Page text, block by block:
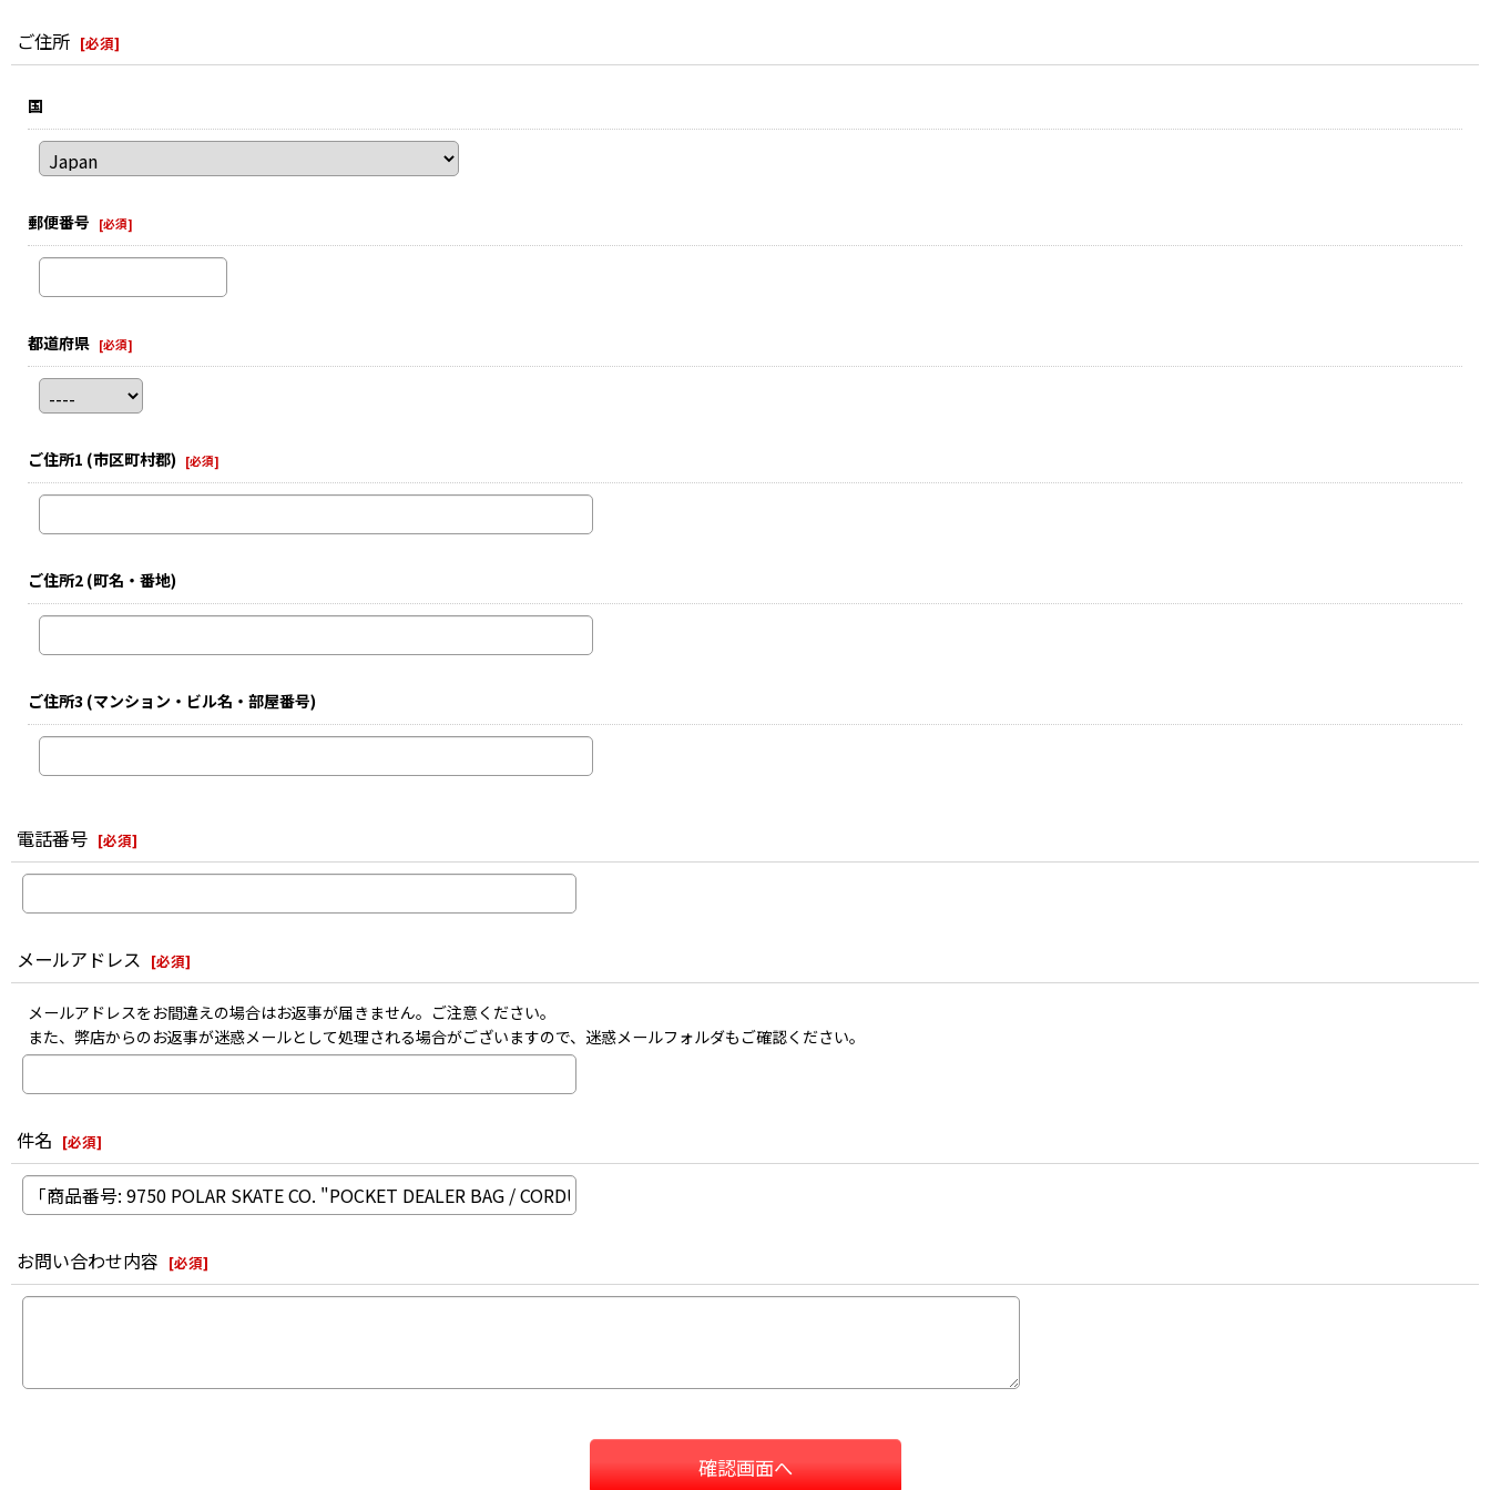
ご住所 [必須]
国
郵便番号 [必須]
都道府県 [必須]
ご住所1 (市区町村郡) [必須]
ご住所2 (町名・番地)
ご住所3 (マンション・ビル名・部屋番号)
電話番号 [必須]
メールアドレス [必須]
メールアドレスをお間違えの場合はお返事が届きません。ご注意ください。
また、弊店からのお返事が迷惑メールとして処理される場合がございますので、迷惑メールフォルダもご確認ください。
件名 [必須]
お問い合わせ内容 [必須]
確認画面へ